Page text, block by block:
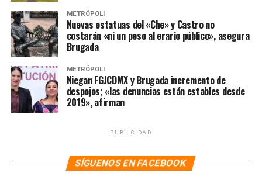
SIGUIENTE
Pospone TEPJF sesión en la que discutiría tema de las
‘mañaneras’ de AMLO
NO TE PIERDAS
En abril, vacunación antiCovid intensiva: Arturo Herrera
METRÓPOLI
Nuevas estatuas del «Che» y Castro no
costarán «ni un peso al erario público», asegura
Brugada
METRÓPOLI
Niegan FGJCDMX y Brugada incremento de
despojos; «las denuncias están estables desde
2019», afirman
PUBLICIDAD
SÍGUENOS EN FACEBOOK